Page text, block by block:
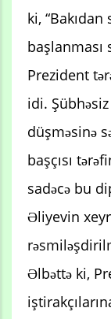
ki, “Bakıdan
başlanması
Prezident
idi.
düşməsinə
başçısı
sadəcə bu
Əliyevin
Əlbəttə ki,